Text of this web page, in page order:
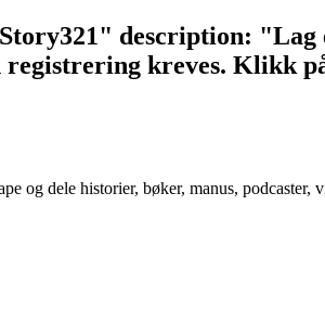
description: "Lag
registrering kreves. Klikk
og dele historier, bøker, manus, podcaster,